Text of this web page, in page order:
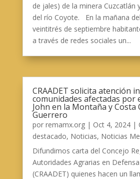
de jales) de la minera Cuzcatlán
del río Coyote. En la mañana
veintitrés de septiembre
a través de redes sociales un...
CRAADET solicita atención
comunidades afectadas por
John en la Montaña y Costa
Guerrero
por remamx.org| Oct 4, 2024|
destacado, Noticias, Noticias
Difundimos carta del Concejo
Autoridades Agrarias en
(CRAADET) quienes hacen un